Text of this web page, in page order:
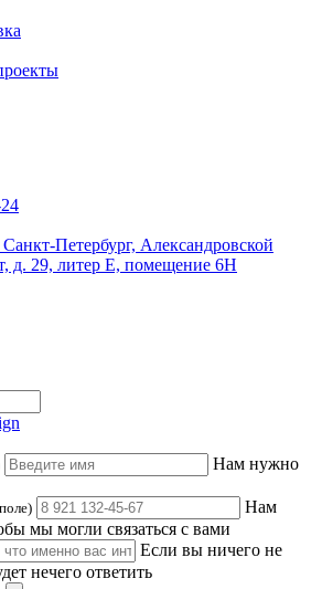
Петербург, Александровской
д. 29, литер Е, помещение 6Н
Нам нужно
Нам
мы могли связаться с вами
Если вы ничего не
нечего ответить